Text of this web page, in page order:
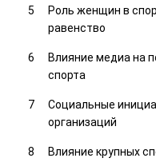
Роль женщин в
равенство
Влияние медиа на
спорта
Социальные
организаций
Влияние крупных